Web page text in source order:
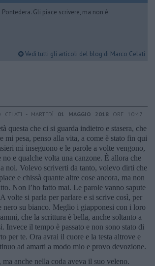
Gli piace scrivere, ma non è
Vedi tutti gli articoli del blog di Marco Celati
CELATI - MARTEDÌ 01 MAGGIO 2018 ORE 10:47
questa che ci si guarda indietro e stasera, che
mi pesa, penso alla vita, a come è stato fin qui
mi inseguono e le parole a volte vengono,
no e qualche volta una canzone. È allora che
a noi. Volevo scriverti da tanto, volevo dirti che
e chissà quante altre cose ancora, ma non
Non l’ho fatto mai. Le parole vanno sapute
A volte si parla per parlare e si scrive così, per
nero su bianco. Meglio i giapponesi con i loro
che la scrittura è bella, anche soltanto a
Invece il tempo è passato e non sono stato di
per te. Ora avrai il cuore e la testa altrove e
ad amarti a modo mio e provo devozione.
anche nella coda aveva il suo veleno.